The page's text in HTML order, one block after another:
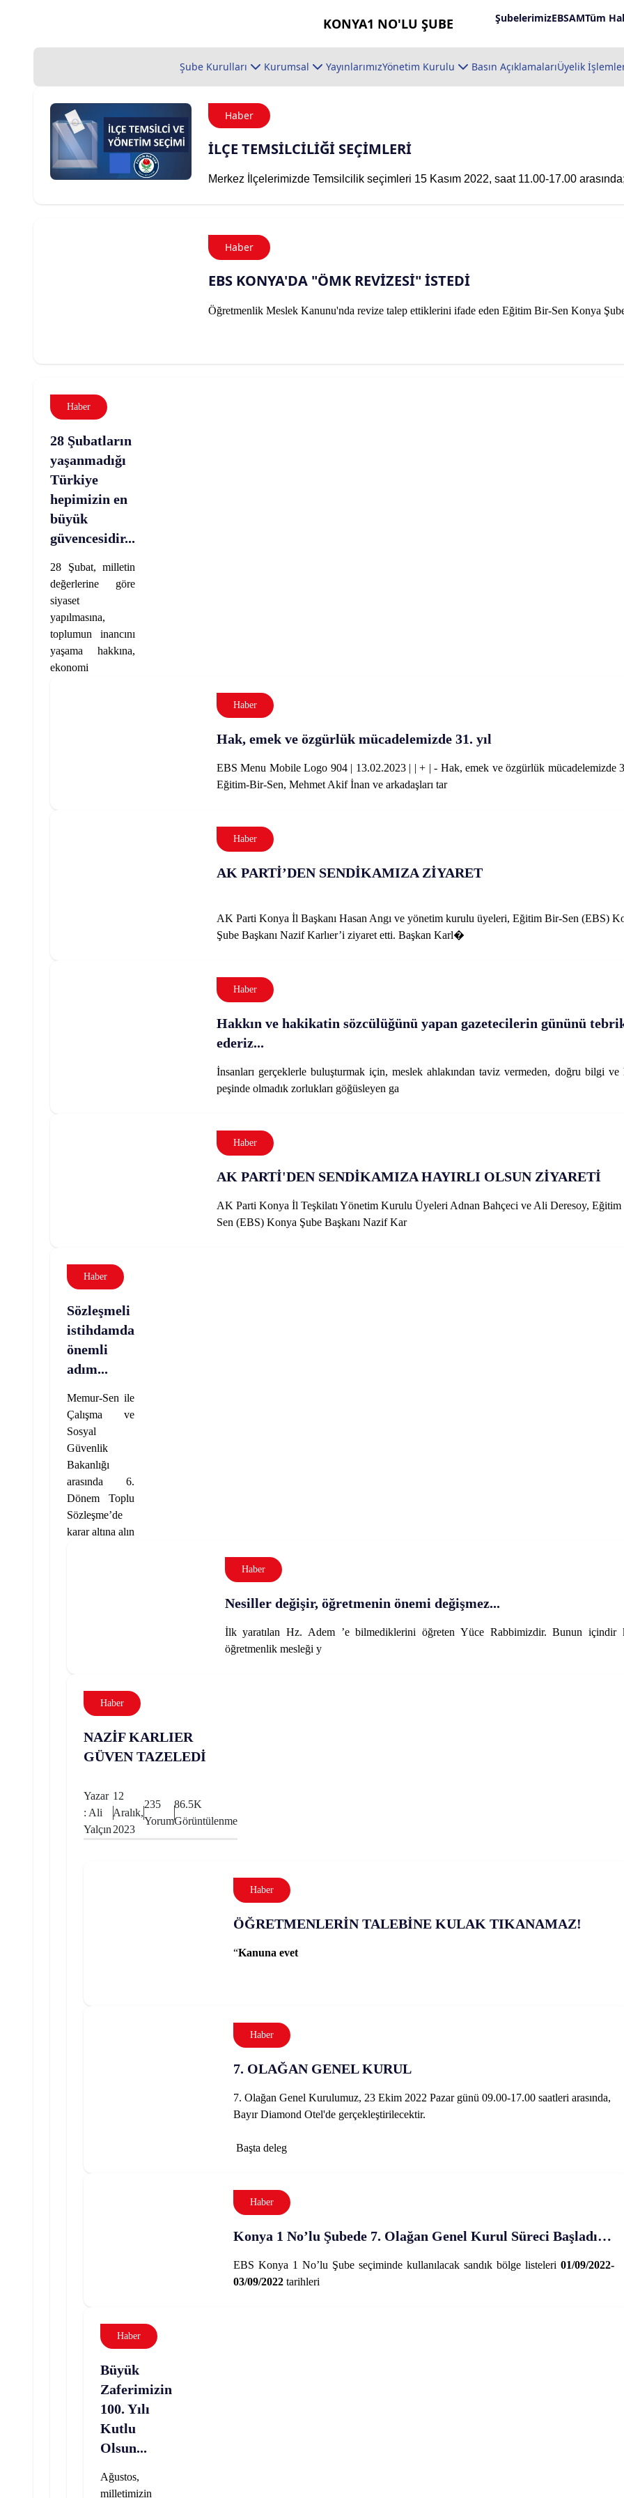
KONYA1 NO'LU ŞUBE ŞubelerimizEBSAMTüm
Şube Kurulları Kurumsal YayınlarımızYönetim Kurulu Basın AçıklamalarıÜyelik
Haber
İLÇE TEMSİLCİLİĞİ SEÇİMLERİ
Merkez İlçelerimizde Temsilcilik seçimleri 15 Kasım 2022, saat 11.00-17.00
Haber
EBS KONYA'DA "ÖMK REVİZESİ" İSTEDİ
Öğretmenlik Meslek Kanunu'nda revize talep ettiklerini ifade eden Eğitim Bir-Sen Konya
Haber
28 Şubatların
yaşanmadığı
Türkiye
hepimizin en
büyük
güvencesidir...
28 Şubat, milletin
değerlerine göre
siyaset
yapılmasına,
toplumun inancını
yaşama hakkına,
ekonomi
Haber
Hak, emek ve özgürlük mücadelemizde 31. yıl
EBS Menu Mobile Logo 904 | 13.02.2023 | | + | - Hak, emek ve özgürlük mücadelemizde
Eğitim-Bir-Sen, Mehmet Akif İnan ve arkadaşları tar
Haber
AK PARTİ’DEN SENDİKAMIZA ZİYARET
AK Parti Konya İl Başkanı Hasan Angı ve yönetim kurulu üyeleri, Eğitim Bir-Sen (EBS)
Şube Başkanı Nazif Karlıer’i ziyaret etti. Başkan Karl�
Haber
Hakkın ve hakikatin sözcülüğünü yapan gazetecilerin gününü
ederiz...
İnsanları gerçeklerle buluşturmak için, meslek ahlakından taviz vermeden, doğru bilgi ve
peşinde olmadık zorlukları göğüsleyen ga
Haber
AK PARTİ'DEN SENDİKAMIZA HAYIRLI OLSUN ZİYARETİ
AK Parti Konya İl Teşkilatı Yönetim Kurulu Üyeleri Adnan Bahçeci ve Ali Deresoy,
Sen (EBS) Konya Şube Başkanı Nazif Kar
Haber
Sözleşmeli
istihdamda
önemli
adım...
Memur-Sen ile
Çalışma ve
Sosyal
Güvenlik
Bakanlığı
arasında 6.
Dönem Toplu
Sözleşme’de
karar altına alın
Haber
Nesiller değişir, öğretmenin önemi değişmez...
İlk yaratılan Hz. Adem ’e bilmediklerini öğreten Yüce Rabbimizdir. Bunun içindir
öğretmenlik mesleği y
Haber
NAZİF KARLIER
GÜVEN TAZELEDİ
Yazar
: Ali
Yalçın
12
Aralık,
2023
235
Yorum
86.5K
Görüntülenme
Haber
ÖĞRETMENLERİN TALEBİNE KULAK TIKANAMAZ!
“Kanuna evet
Haber
7. OLAĞAN GENEL KURUL
7. Olağan Genel Kurulumuz, 23 Ekim 2022 Pazar günü 09.00-17.00 saatleri arasında,
Bayır Diamond Otel'de gerçekleştirilecektir.
Başta deleg
Haber
Konya 1 No’lu Şubede 7. Olağan Genel Kurul Süreci Başladı…
EBS Konya 1 No’lu Şube seçiminde kullanılacak sandık bölge listeleri 01/09/2022-
03/09/2022tarihleri
Haber
Büyük
Zaferimizin
100. Yılı
Kutlu
Olsun...
Ağustos,
milletimizin